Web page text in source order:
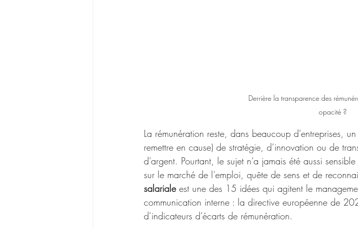
Derrière la transparence des
opacité ?
La rémunération reste, dans beaucoup d’entreprises,
remettre en cause) de stratégie, d’innovation ou de
d’argent. Pourtant, le sujet n’a jamais été aussi
sur le marché de l’emploi, quête de sens et de
salariale est une des 15 idées qui agitent le
communication interne : la directive européenne de
d’indicateurs d’écarts de rémunération.